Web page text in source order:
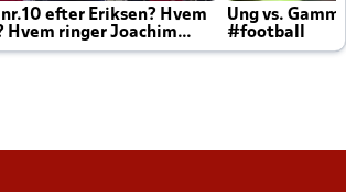
efter Eriksen? Hvem
Hvem ringer Joachim
Ung vs.
#football